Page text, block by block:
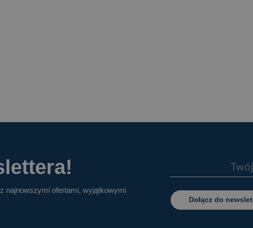
najnowszymi ofertami, wyjątkowymi
Dołącz do